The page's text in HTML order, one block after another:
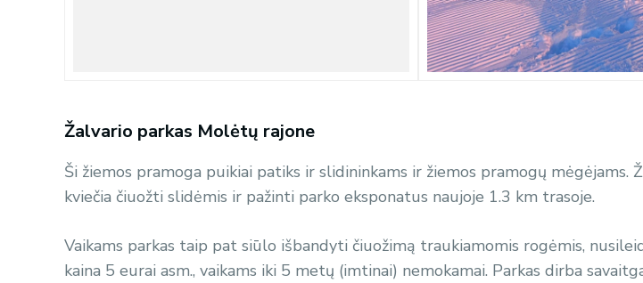
Žalvario parkas Molėtų rajone
Ši žiemos pramoga puikiai patiks ir slidininkams ir žiemos pramogų mėgėjams.
kviečia čiuožti slidėmis ir pažinti parko eksponatus naujoje 1.3 km trasoje.
Vaikams parkas taip pat siūlo išbandyti čiuožimą traukiamomis rogėmis,
kaina 5 eurai asm., vaikams iki 5 metų (imtinai) nemokamai. Parkas dirba